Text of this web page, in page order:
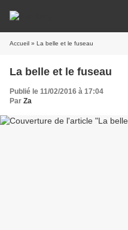
Accueil » La belle et le fuseau
La belle et le fuseau
Publié le 11/02/2016 à 17:04
Par Za